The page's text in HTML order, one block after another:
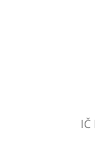
IČ